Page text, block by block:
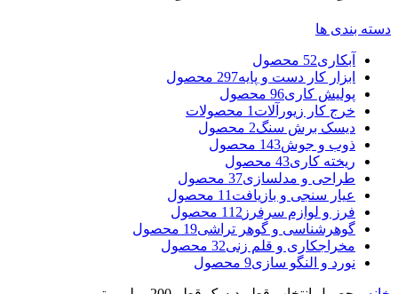
دسته بندی ها
آبکاری52 محصول
ابزار کار دست و پایه297 محصول
پولیش کاری96 محصول
خرج کار زیورآلات 1 محصولات
دیسک برش سنگ2 محصول
ذوب و جوش143 محصول
ریخته کاری43 محصول
طراحی و مدلسازی37 محصول
عیار سنجی و بازیافت 11 محصول
فرز و لوازم سرفرز 112 محصول
گوهرشناسی و گوهر تراشی19 محصول
مخراجکاری و قلم زنی32 محصول
نورد و النگو سازی9 محصول